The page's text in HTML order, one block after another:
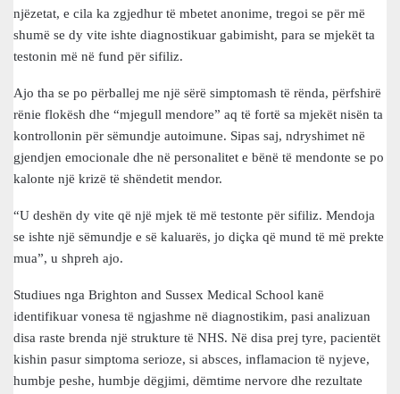
njëzetat, e cila ka zgjedhur të mbetet anonime, tregoi se për më
shumë se dy vite ishte diagnostikuar gabimisht, para se mjekët ta
testonin më në fund për sifiliz.
Ajo tha se po përballej me një sërë simptomash të rënda, përfshirë
rënie flokësh dhe “mjegull mendore” aq të fortë sa mjekët nisën ta
kontrollonin për sëmundje autoimune. Sipas saj, ndryshimet në
gjendjen emocionale dhe në personalitet e bënë të mendonte se po
kalonte një krizë të shëndetit mendor.
“U deshën dy vite që një mjek të më testonte për sifiliz. Mendoja
se ishte një sëmundje e së kaluarës, jo diçka që mund të më prekte
mua”, u shpreh ajo.
Studiues nga Brighton and Sussex Medical School kanë
identifikuar vonesa të ngjashme në diagnostikim, pasi analizuan
disa raste brenda një strukture të NHS. Në disa prej tyre, pacientët
kishin pasur simptoma serioze, si absces, inflamacion të nyjeve,
humbje peshe, humbje dëgjimi, dëmtime nervore dhe rezultate